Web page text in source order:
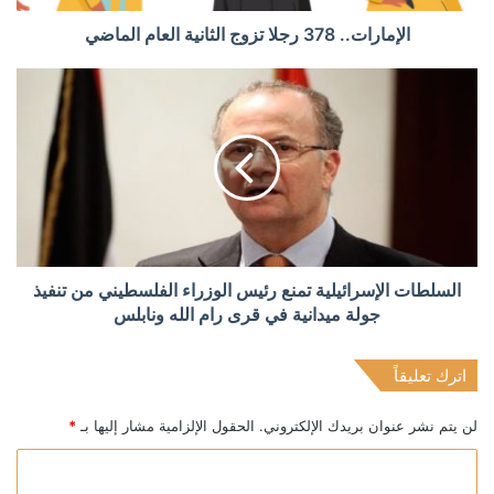
الإمارات.. 378 رجلا تزوج الثانية العام الماضي
السلطات الإسرائيلية تمنع رئيس الوزراء الفلسطيني من تنفيذ
جولة ميدانية في قرى رام الله ونابلس
اترك تعليقاً
لن يتم نشر عنوان بريدك الإلكتروني. الحقول الإلزامية مشار إليها بـ *